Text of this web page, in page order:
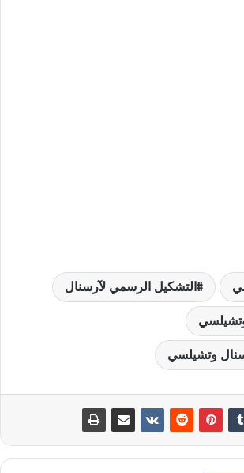
التشكيل الرسمي لآرسنال
وتشيلسي